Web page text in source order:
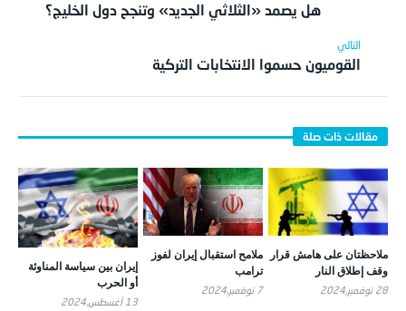
هل يصمد «الثلاثي الجديد» وتنجح دول الخليج؟
القوميون حسموا الانتخابات التركية
ملاحظتان على هامش قرار
وقف إطلاق النار
28 نوفمبر,2024
ملامح استقبال إيران لفوز
ترامب
7 نوفمبر,2024
إيران بين سياسة المناوئة
أو الحرب
13 أغسطس,2024